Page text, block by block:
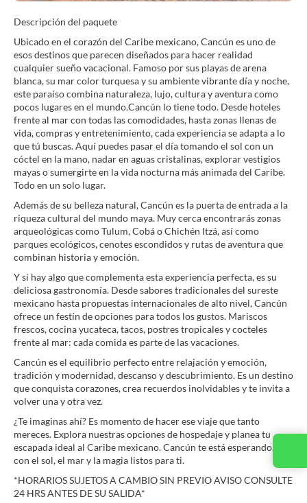
Descripción del paquete
Ubicado en el corazón del Caribe mexicano, Cancún es uno de
esos destinos que parecen diseñados para hacer realidad
cualquier sueño vacacional. Famoso por sus playas de arena
blanca, su mar color turquesa y su ambiente vibrante día y noche,
este paraíso combina naturaleza, lujo, cultura y aventura como
pocos lugares en el mundo.Cancún lo tiene todo. Desde hoteles
frente al mar con todas las comodidades, hasta zonas llenas de
vida, compras y entretenimiento, cada experiencia se adapta a lo
que tú buscas. Aquí puedes pasar el día tomando el sol con un
cóctel en la mano, nadar en aguas cristalinas, explorar vestigios
mayas o sumergirte en la vida nocturna más animada del Caribe.
Todo en un solo lugar.
Además de su belleza natural, Cancún es la puerta de entrada a la
riqueza cultural del mundo maya. Muy cerca encontrarás zonas
arqueológicas como Tulum, Cobá o Chichén Itzá, así como
parques ecológicos, cenotes escondidos y rutas de aventura que
combinan historia y emoción.
Y si hay algo que complementa esta experiencia perfecta, es su
deliciosa gastronomía. Desde sabores tradicionales del sureste
mexicano hasta propuestas internacionales de alto nivel, Cancún
ofrece un festín de opciones para todos los gustos. Mariscos
frescos, cocina yucateca, tacos, postres tropicales y cocteles
frente al mar: cada comida es parte de las vacaciones.
Cancún es el equilibrio perfecto entre relajación y emoción,
tradición y modernidad, descanso y descubrimiento. Es un destino
que conquista corazones, crea recuerdos inolvidables y te invita a
volver una y otra vez.
¿Te imaginas ahí? Es momento de hacer ese viaje que tanto
mereces. Explora nuestras opciones de hospedaje y planea tu
escapada ideal al Caribe mexicano. Cancún te está esperando…
con el sol, el mar y la magia listos para ti.
*HORARIOS SUJETOS A CAMBIO SIN PREVIO AVISO CONSULTE
24 HRS ANTES DE SU SALIDA*
Contacta con nosotros